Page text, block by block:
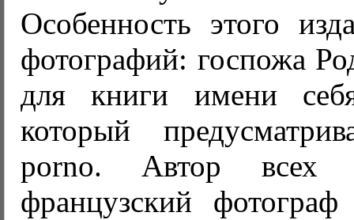
Особенность этого
фотографий: госпожа
для книги имени
который
porno. Автор всех
французский